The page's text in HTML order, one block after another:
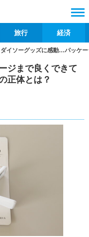
旅行 経済
ダイソーグッズに感動…パッケ
ジまで良くできて
正体とは？